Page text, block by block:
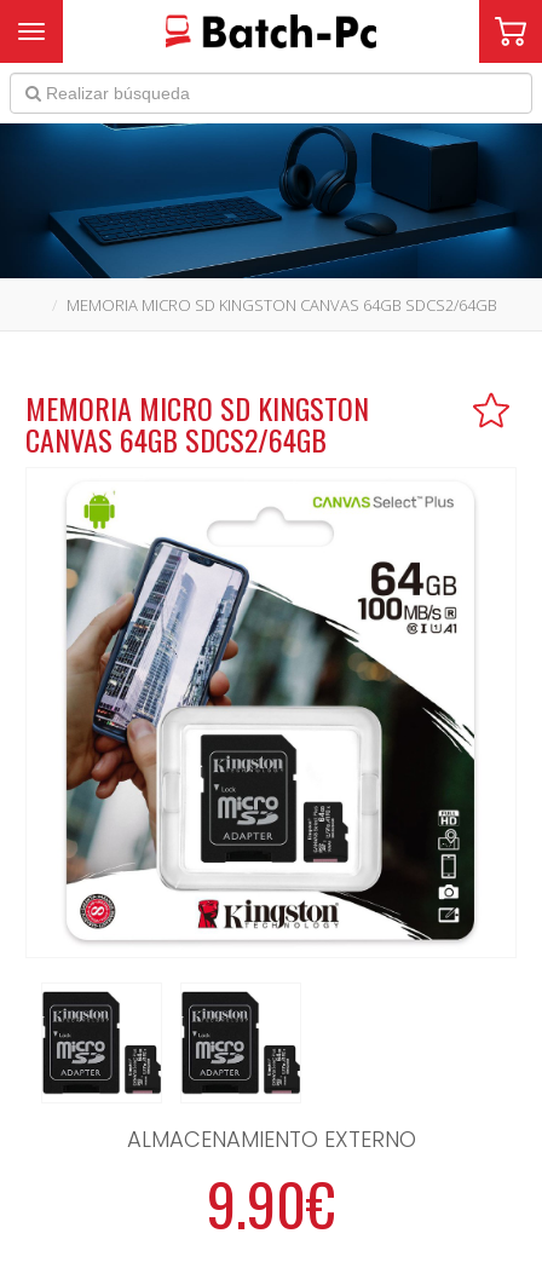
Toggle navigation
MEMORIA MICRO SD KINGSTON CANVAS 64GB SDCS2/64GB
MEMORIA MICRO SD KINGSTON
CANVAS 64GB SDCS2/64GB
ALMACENAMIENTO EXTERNO
9.90€